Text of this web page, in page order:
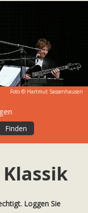
Foto © Hartmut Sassenhausen
Loggen Sie